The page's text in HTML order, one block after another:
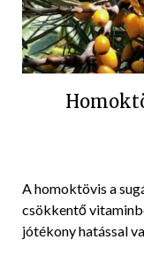
A homoktövis a
csökkentő
jótékony hatással